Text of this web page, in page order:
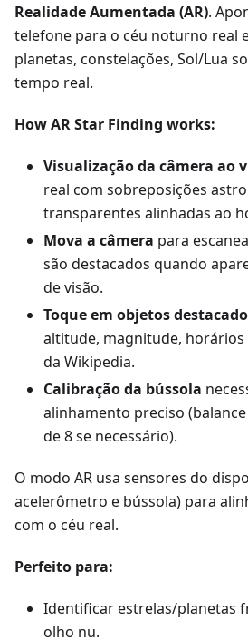
Realidade Aumentada (AR).
telefone para o céu noturno real
planetas, constelações, Sol/Lua
tempo real.
How AR Star Finding works:
Visualização da câmera ao
real com sobreposições
transparentes alinhadas ao
Mova a câmera para
são destacados quando
de visão.
Toque em objetos
altitude, magnitude,
da Wikipedia.
Calibração da bússola
alinhamento preciso
de 8 se necessário).
O modo AR usa sensores do
acelerômetro e bússola) para
com o céu real.
Perfeito para:
Identificar estrelas/planetas
olho nu.